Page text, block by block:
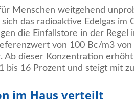
Menschen weitgehend
das radioaktive Edelgas im
die Einfallstore in der Regel
von 100 Bc/m3 von
Ab dieser Konzentration
bis 16 Prozent und steigt mit
im Haus verteilt